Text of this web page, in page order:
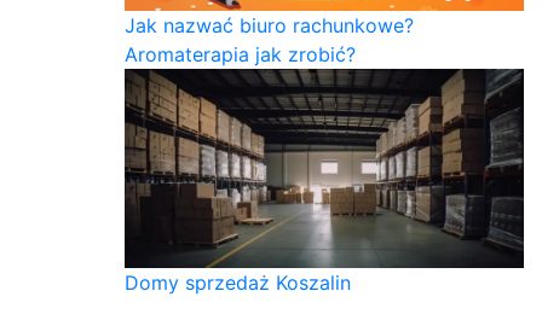
Jak nazwać biuro rachunkowe?
Aromaterapia jak zrobić?
Domy sprzedaż Koszalin